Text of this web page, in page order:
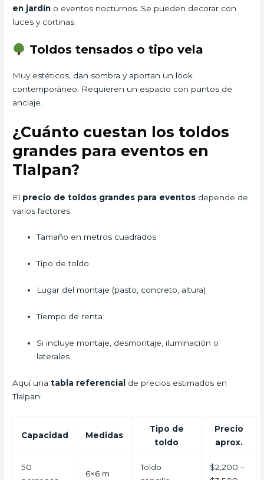
en jardín o eventos nocturnos. Se pueden decorar con
luces y cortinas.
Toldos tensados o tipo vela
Muy estéticos, dan sombra y aportan un look
contemporáneo. Requieren un espacio con puntos de
anclaje.
¿Cuánto cuestan los toldos
grandes para eventos en
Tlalpan?
El precio de toldos grandes para eventos depende de
varios factores:
Tamaño en metros cuadrados
Tipo de toldo
Lugar del montaje (pasto, concreto, altura)
Tiempo de renta
Si incluye montaje, desmontaje, iluminación o
laterales
Aquí unatabla referencial
de precios estimados en
Tlalpan:
Capacidad Medidas
Tipo de
toldo
Precio
aprox.
50
6×6 m
Toldo
$2,200 –